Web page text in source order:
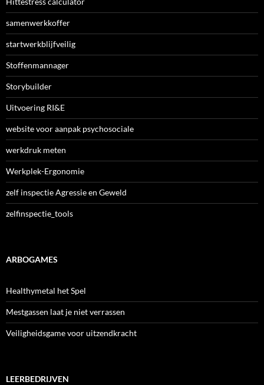
samenwerkkoffer
startwerkblijfveilig
Stoffenmannager
Storybuilder
Uitvoering RI&E
website voor aanpak psychosociale
werkdruk meten
Werkplek-Ergonomie
zelf inspectie Agressie en Geweld
zelfinspectie_tools
ARBOGAMES
Healthymetal het Spel
Mestgassen laat je niet verrassen
Veiligheidsgame voor uitzendkracht
LEERBEDRIJVEN